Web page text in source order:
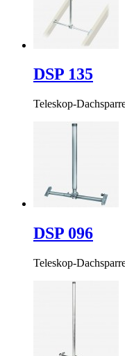
DSP 135
Teleskop-
DSP 096
Teleskop-